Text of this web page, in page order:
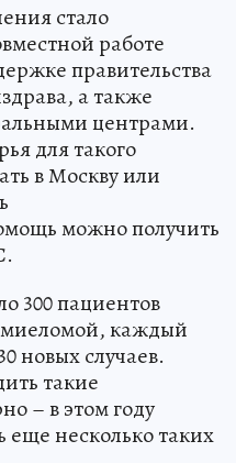
стало
работе
правительства
а также
центрами.
для такого
в Москву или
можно получить
300 пациентов
каждый
новых случаев.
такие
– в этом году
еще несколько таких